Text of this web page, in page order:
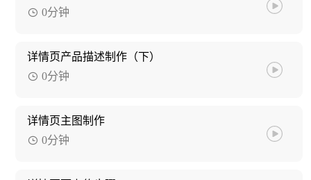
0分钟
详情页产品描述制作（下）
0分钟
详情页主图制作
0分钟